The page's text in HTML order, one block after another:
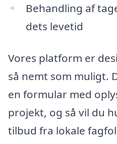
Behandling af
dets levetid
Vores platform er
så nemt som muligt.
en formular med
projekt, og så vil du
tilbud fra lokale